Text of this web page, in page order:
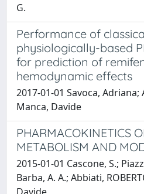
G.
Performance of
physiologically-based
for prediction of
hemodynamic effects
2017-01-01 Savoca,
Manca, Davide
PHARMACOKINETICS
METABOLISM AND
2015-01-01 Cascone, S.;
Barba, A. A.; Abbiati,